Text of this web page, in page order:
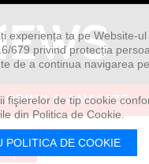
OPINII & ANALIZE
ta pe Website-
679 privind protecția
de a continua navigarea
de tip cookie
din Politica de Cookie.
POLITICA DE COOKIE